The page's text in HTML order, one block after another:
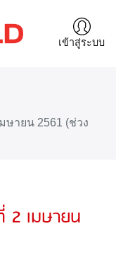
เข้าสู่ระบบ
ษายน 2561 (ช่วง
2 เมษายน